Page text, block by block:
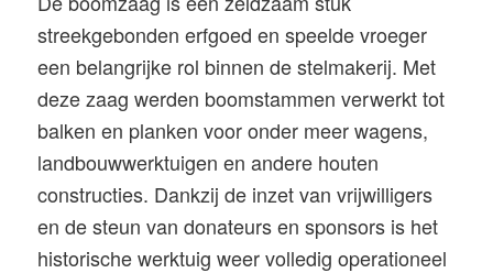
streekgebonden erfgoed en speelde vroeger
een belangrijke rol binnen de stelmakerij. Met
deze zaag werden boomstammen verwerkt tot
balken en planken voor onder meer wagens,
landbouwwerktuigen en andere houten
constructies. Dankzij de inzet van vrijwilligers
en de steun van donateurs en sponsors is het
historische werktuig weer volledig operationeel